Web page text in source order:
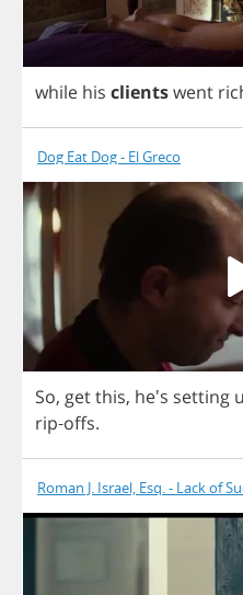
while his clientswent
Dog Eat Dog - El Greco
So, getthis, he's setting
rip-offs.
Roman J. Israel, Esq. - Lack of